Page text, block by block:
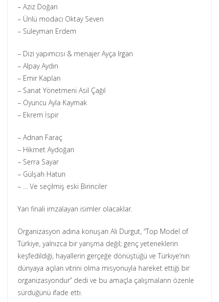
– Aziz Doğan
– Ünlü modacı Oktay Seven
– ⁠Süleyman Erdem
– Dizi yapımcısı & menajer Ayça Irgan
– Alpay Aydın
– Emir Kaplan
– Sanat Yönetmeni Asil Çağıl
– Oyuncu Ayla Kaymak
– Ekrem İspir
– Adnan Faraç
– Hikmet Aydoğan
– Serra Sayar
– Gülşah Hatun
– … Ve seçilmiş eski Birinciler
Yarı finali imzalayan isimler olacaklar.
Organizasyon adına konuşan Ali Durgut, “Top Model of
Türkiye, yalnızca bir yarışma değil; genç yeteneklerin
keşfedildiği, hayallerin gerçeğe dönüştüğü ve Türkiye’nin
dünyaya açılan vitrini olma misyonuyla hareket ettiği bir
organizasyondur” dedi ve bu amaçla çalışmaların özenle
sürdüğünü ifade etti.